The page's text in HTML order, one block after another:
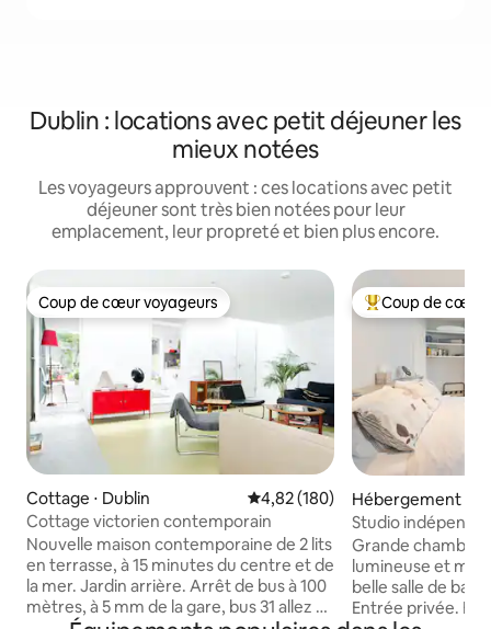
Dublin : locations avec petit déjeuner les
mieux notées
Les voyageurs approuvent : ces locations avec petit
déjeuner sont très bien notées pour leur
emplacement, leur propreté et bien plus encore.
Coup de cœur voyageurs
Coup de cœur voyageurs
Cottage ⋅ Dublin Évaluation moyenne sur la
4,82 (180)
Cottage victorien contemporain
Nouvelle maison contemporaine de 2 lits
en terrasse, à 15 minutes du centre et de
la mer. Jardin arrière. Arrêt de bus à 100
mètres, à 5 mm de la gare, bus 31 allez à
Coups de cœur
Coup de cœur
Hébergement ⋅
Studio
attenante,
Grande chambre
lumineuse et
belle salle de
Entrée privée.